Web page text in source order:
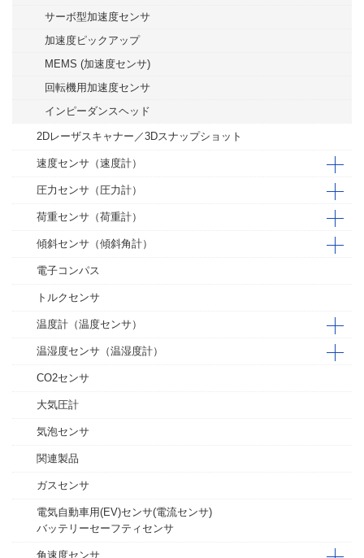
サーボ型加速度センサ
加速度ピックアップ
MEMS (加速度センサ)
回転機用加速度センサ
インピーダンスヘッド
2Dレーザスキャナー／3Dスナップショット
速度センサ（速度計）
圧力センサ（圧力計）
荷重センサ（荷重計）
傾斜センサ（傾斜角計）
電子コンパス
トルクセンサ
温度計（温度センサ）
温湿度センサ（温湿度計）
CO2センサ
大気圧計
気泡センサ
関連製品
ガスセンサ
電気自動車用(EV)センサ(電流センサ)
バッテリーセーフティセンサ
角速度センサ